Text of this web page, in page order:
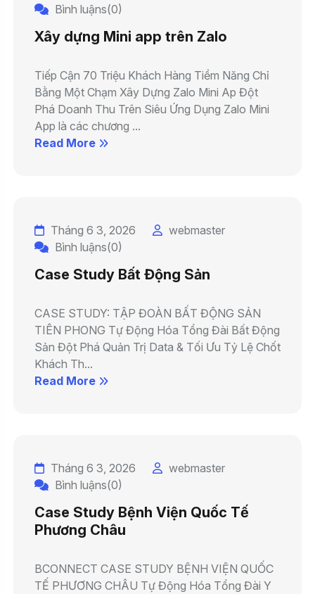
Bình luậns(0)
Xây dựng Mini app trên Zalo
Tiếp Cận 70 Triệu Khách Hàng Tiềm Năng Chỉ
Bằng Một Chạm Xây Dựng Zalo Mini Ap Đột
Phá Doanh Thu Trên Siêu Ứng Dụng Zalo Mini
App là các chương ...
Read More
Tháng 6 3, 2026
webmaster
Bình luậns(0)
Case Study Bất Động Sản
CASE STUDY: TẬP ĐOÀN BẤT ĐỘNG SẢN
TIÊN PHONG Tự Động Hóa Tổng Đài Bất Động
Sản Đột Phá Quản Trị Data & Tối Ưu Tỷ Lệ Chốt
Khách Th...
Read More
Tháng 6 3, 2026
webmaster
Bình luậns(0)
Case Study Bệnh Viện Quốc Tế
Phương Châu
BCONNECT CASE STUDY BỆNH VIỆN QUỐC
TẾ PHƯƠNG CHÂU Tự Động Hóa Tổng Đài Y